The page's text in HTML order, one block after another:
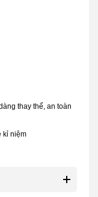
thay thế, an toàn
kỉ niệm